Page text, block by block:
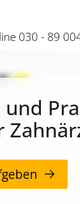
030 - 89
und